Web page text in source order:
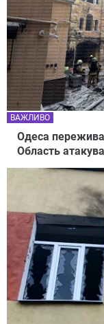
Одеса
Область
ВАЖЛИВО